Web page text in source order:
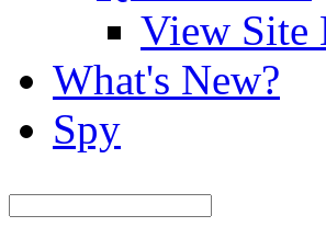
View Site
What's New?
Spy